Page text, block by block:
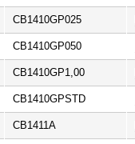
CB1410GP025
CB1410GP050
CB1410GP1,00
CB1410GPSTD
CB1411A